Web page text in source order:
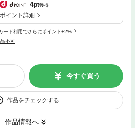
4pt獲得
ポイント詳細
ード利用でさらにポイント+2%
不可
今すぐ買う
作品をチェックする
作品情報へ